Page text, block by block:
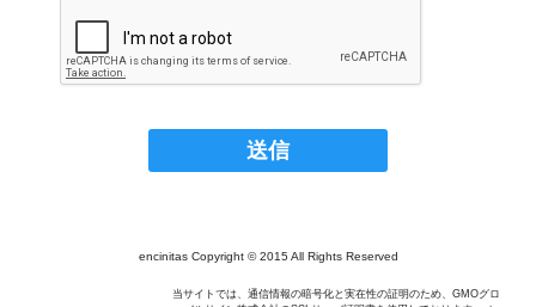
encinitas Copyright © 2015 All Rights Reserved
当サイトでは、通信情報の暗号化と実在性の証明のため、GMOグロ